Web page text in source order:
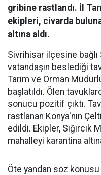
gribine rastlandı. İl
ekipleri, civarda
altına aldı.
Sivrihisar ilçesine bağlı
vatandaşın beslediği
Tarım ve Orman
başlatıldı. Ölen
sonucu pozitif çıktı.
rastlanan Konya'nın
edildi. Ekipler,
mahalleyi karantina
Öte yandan söz